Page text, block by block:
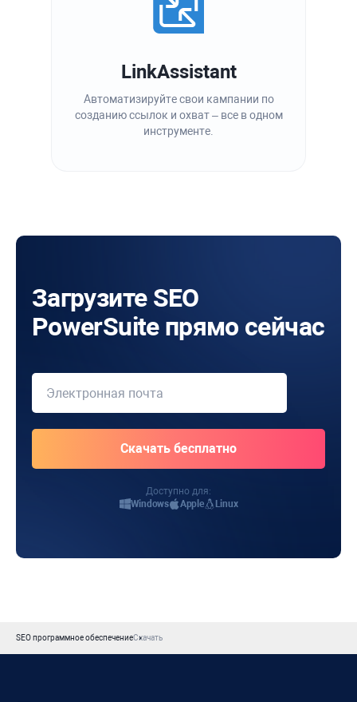
LinkAssistant
Автоматизируйте свои кампании по
созданию ссылок и охват – все в одном
инструменте.
Загрузите SEO
PowerSuite прямо сейчас
Доступно для:
Windows
Apple Linux
SEO программное обеспечениеСкачать